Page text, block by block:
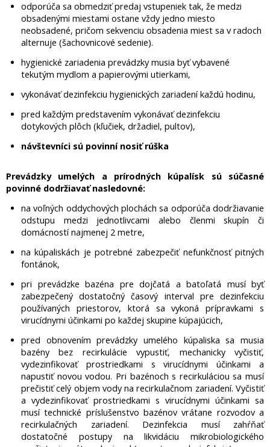
odporúča sa obmedziť predaj vstupeniek tak, že medzi
obsadenými miestami ostane vždy jedno miesto
neobsadené, pričom sekvenciu obsadenia miest sa v radoch
alternuje (šachovnicové sedenie).
hygienické zariadenia prevádzky musia byť vybavené
tekutým mydlom a papierovými utierkami,
vykonávať dezinfekciu hygienických zariadení každú hodinu,
pred každým predstavením vykonávať dezinfekciu
dotykových plôch (kľučiek, držadiel, pultov),
návštevníci sú povinní nosiť rúška
Prevádzky umelých a prírodných kúpalísk sú súčasné
povinné dodržiavať nasledovné:
na voľných oddychových plochách sa odporúča dodržiavanie
odstupu medzi jednotlivcami alebo členmi skupín či
domácností najmenej 2 metre,
na kúpaliskách je potrebné zabezpečiť nefunkčnosť pitných
fontánok,
pri prevádzke bazéna pre dojčatá a batoľatá musí byť
zabezpečený dostatočný časový interval pre dezinfekciu
používaných priestorov, ktorá sa vykoná prípravkami s
virucídnymi účinkami po každej skupine kúpajúcich,
pred obnovením prevádzky umelého kúpaliska sa musia
bazény bez recirkulácie vypustiť, mechanicky vyčistiť,
vydezinfikovať prostriedkami s virucídnymi účinkami a
napustiť novou vodou. Pri bazénoch s recirkuláciou sa musí
prečistiť celý objem vody na recirkulačnom zariadení. Vyčistiť
a vydezinfikovať prostriedkami s virucídnymi účinkami sa
musí technické príslušenstvo bazénov vrátane rozvodov a
recirkulačných zariadení. Dezinfekcia musí zahŕňať
dostatočné postupy na likvidáciu mikrobiologického